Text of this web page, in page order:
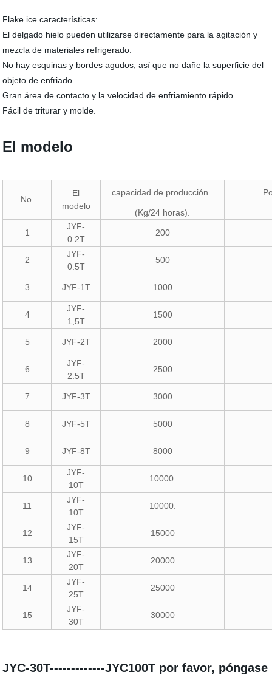
Flake ice características:
El delgado hielo pueden utilizarse directamente para la agitación y
mezcla de materiales refrigerado.
No hay esquinas y bordes agudos, así que no dañe la superficie del
objeto de enfriado.
Gran área de contacto y la velocidad de enfriamiento rápido.
Fácil de triturar y molde.
El modelo
No.
El
modelo
capacidad de producción
(Kg/24 horas).
1
JYF-
0.2T
200
2
JYF-
0.5T
500
3 JYF-1T 1000
4
JYF-
1,5T
1500
5 JYF-2T 2000
6
JYF-
2.5T
2500
7 JYF-3T 3000
8 JYF-5T 5000
9 JYF-8T 8000
10
JYF-
10T
10000.
11
JYF-
10T
10000.
12
JYF-
15T
15000
13
JYF-
20T
20000
14
JYF-
25T
25000
15
JYF-
30T
30000
JYC-30T-------------JYC100T por favor, póngase